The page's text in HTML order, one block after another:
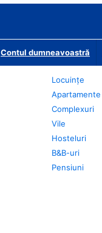
Contul dumneavoastră
Locuințe
Apartamente
Complexuri
Vile
Hosteluri
B&B-uri
Pensiuni